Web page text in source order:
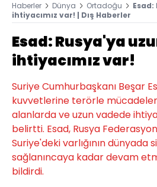
Haberler Dünya Ortadoğu
ihtiyacımız var! | Dış Haberler
Esad: Rusya'ya
ihtiyacımız var!
Suriye Cumhurbaşkanı Beşar
kuvvetlerine terörle
alanlarda ve uzun vadede
belirtti. Esad, Rusya
Suriye'deki varlığının dünyada
sağlanıncaya kadar devam
bildirdi.